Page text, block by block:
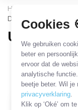
Cookies
We gebruiken
beter en
ervoor dat de
analytische
beetje beter. Wil
privacyverklaring.
Klik op ‘Oké’ om
Home
D-type modules
USB-A D-
5 PRODUCTEN